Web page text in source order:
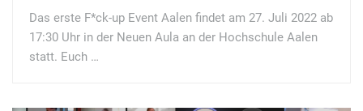
Das erste F*ck-up Event Aalen findet am 27. Juli 2022 ab
17:30 Uhr in der Neuen Aula an der Hochschule Aalen
statt. Euch …